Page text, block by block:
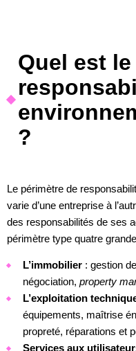
Quel est
?
Le périmètre de
varie d’une entreprise à
des responsabilités de ses
périmètre type quatre
L’immobilier : gestion
négociation, property
L’exploitation
équipements, maîtrise
propreté, réparations et
Services aux